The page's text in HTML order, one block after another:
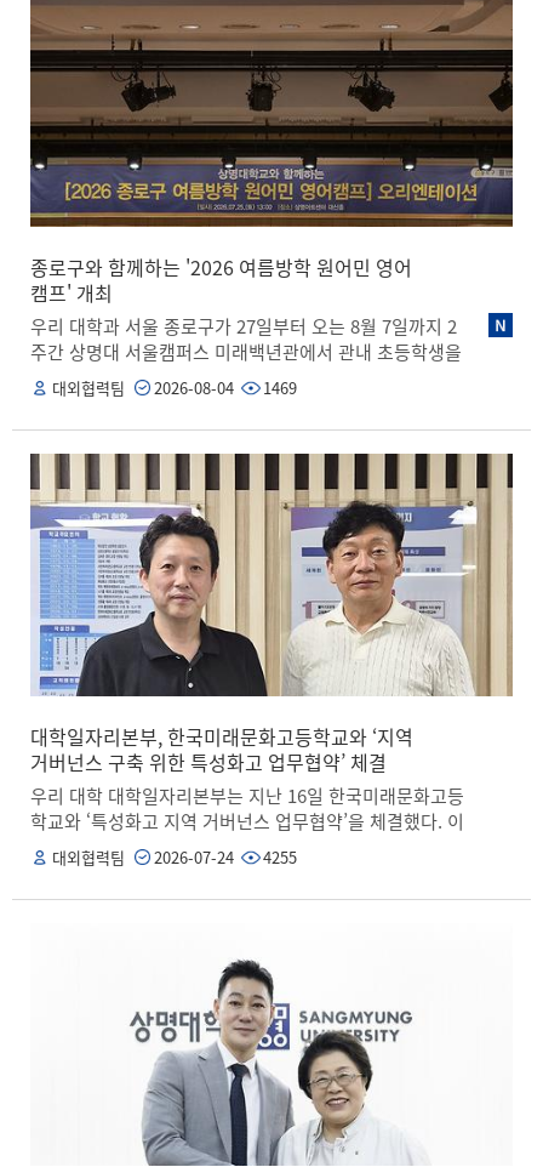
홍보부장과 우리대학 정동화 대학일자리본부장, 유재필
대학일자리플러스센터장, 서회진 취업진로지원팀장이 참
석했다. 양 기관은 이번 협약을 통해 지역 우수 기술 인재
양성과 청년 고용 활성화를 위한 협력체계를 구축하기로
했다. 주요 협약 내용은 ▲진로 및 취업 상담 지원 ▲공동
프로그램 운영 ▲채용·취업 관련 정보 교환 ▲지역 청년
취업 역량 강화 등이다. 우리 대학은 ‘대학일자리플러스센
터 거점형 사업’을 수행하며 2022년부터 2025년까지 4년
연속 최고 등급인 ‘우수’를 획득한 바 있다. 또한 고용노동
연간 6억 원의 국고를 지원받고 있다. 우리 대학은 이러한
맞춤형 고용서비스 인프라를 바탕으로 천안공고 학생을
비롯한 지역 청년들에게 진로 설계, 취업 역량 강화, 고용
안착까지 이어지는 체계적인 지원을 제공할 계획이다. 김
병갑 천안공업고등학교장은 “대학의 전문적인 고용서비
스가 학생들의 조기 진로 설계와 성공적인 사회 진출에 큰
량을 적극 활용해 천안공고 학생들을 비롯한 지역 청년들
에게 실질적인 진로 상담과 취업 역량 강화 프로그램을 제
공하겠다”며 “지역 청년들이 지역사회에 안정적으로 안착
할 수 있도록 적극 지원하겠다”고 밝혔다.
종로구와 함께하는 '2026 여름방학 원어민 영어
캠프' 개최
우리 대학과 서울 종로구가 27일부터 오는 8월 7일까지 2
주간 상명대 서울캠퍼스 미래백년관에서 관내 초등학생을
대상으로 ‘2026 여름방학 원어민 영어캠프’를 운영한다.
관내 초등학생 105명이 참가하는 이번 캠프는 종로구 지
역 주민과 함께 성장하고 지역사회에 기여하려는 취지 아
래 종로구와의 협력을 기반으로 마련됐다. 본격적인 캠프
에 앞서 레벨 테스트를 실시해 총 7개의 분반을 편성하고,
반마다 우수한 원어민 강사와 한국인 보조강사를 배치해
양질의 프로그램을 제공한다. 또한, 주제별 영어 미션 체험
등 놀이 중심의 활동 수업을 통해 학생들이 영어를 즐겁게
배우고 실력을 효과적으로 높일 수 있도록 한다. 한편, 지
난 25일에는 서울캠퍼스 아트센터에서 이번 캠프의 개회
식과 오리엔테이션이 진행됐다. 김종희 총장과 유찬종 종
로구청장을 비롯한 각 기관 주요 관계자들도 개회식에 참
석해 캠프의 성공적인 운영을 기원하고 격려를 전했다. 김
램을 꾸준히 운영해 온 것은 지역사회와 함께 배우고 미래
를 준비하기 위한 것”이라며, “이번 캠프가 단순히 영어를
배우는 시간을 넘어, 다양한 문화를 이해하고 새로운 환경
에서 자신 있게 소통하는 경험을 쌓는 뜻깊은 배움의 시간
이 되기를 바란다”라고 말했다. 이어 참가 학생들에게는
“실수를 두려워하기보다 적극적으로 표현하며 도전하는
사업을 통해 진행되며, 우리 대학과 종로구는 17년째 해당
캠프를 함께 운영하고 있다. 우리 대학과 종로구는 앞으로
도 지역 주민과의 동반성장을 위해 협력 체계를 더욱 강화
해 나갈 방침이다.
대외협력팀 2026-08-04 1469
대학일자리본부, 한국미래문화고등학교와 ‘지역
거버넌스 구축 위한 특성화고 업무협약’ 체결
우리 대학 대학일자리본부는 지난 16일 한국미래문화고등
학교와 ‘특성화고 지역 거버넌스 업무협약’을 체결했다. 이
번 협약은 특성화고등학교 맞춤형 진로·취업 교육을 활성
화하고 지역사회에 기여해 지역 거버넌스를 구축하기 위
해 추진됐다. 협약식에는 김재호 상명대 취업진로지원팀
일자리본부와 한국미래문화고등학교는 취업 대상 학생의
역량을 강화하기 위해 온라인 맞춤형 진로·취업 상담 지원
과 교육 프로그램 공동 운영 등의 영역에서 협력을 이어나
갈 계획이다. 또한, 취업에 관한 정보를 공유하고 지역사회
에 기여하기 위한 다양한 활동을 펼쳐 양 기관의 상호발전
을 도모할 예정이다. 정동화 본부장은 “이번 협약을 계기
로 지역 내 특성화고와의 연계를 확대해 나갈 것”이라며,
“지역 청년들의 진로 및 취업 준비를 적극적으로 지원해
대외협력팀 2026-07-24 4255